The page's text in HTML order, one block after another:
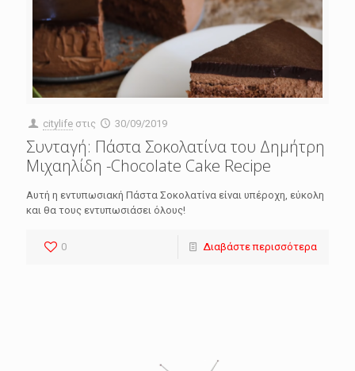
citylife στις 30/09/2019
Συνταγή: Πάστα Σοκολατίνα του Δημήτρη
Μιχαηλίδη -Chocolate Cake Recipe
Αυτή η εντυπωσιακή Πάστα Σοκολατίνα είναι υπέροχη, εύκολη
και θα τους εντυπωσιάσει όλους!
0 Διαβάστε περισσότερα